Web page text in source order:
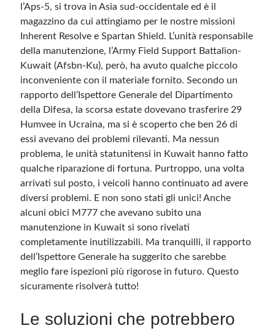
l’Aps-5, si trova in Asia sud-occidentale ed è il
magazzino da cui attingiamo per le nostre missioni
Inherent Resolve e Spartan Shield. L’unità responsabile
della manutenzione, l’Army Field Support Battalion-
Kuwait (Afsbn-Ku), però, ha avuto qualche piccolo
inconveniente con il materiale fornito. Secondo un
rapporto dell’Ispettore Generale del Dipartimento
della Difesa, la scorsa estate dovevano trasferire 29
Humvee in Ucraina, ma si è scoperto che ben 26 di
essi avevano dei problemi rilevanti. Ma nessun
problema, le unità statunitensi in Kuwait hanno fatto
qualche riparazione di fortuna. Purtroppo, una volta
arrivati sul posto, i veicoli hanno continuato ad avere
diversi problemi. E non sono stati gli unici! Anche
alcuni obici M777 che avevano subito una
manutenzione in Kuwait si sono rivelati
completamente inutilizzabili. Ma tranquilli, il rapporto
dell’Ispettore Generale ha suggerito che sarebbe
meglio fare ispezioni più rigorose in futuro. Questo
sicuramente risolverà tutto!
Le soluzioni che potrebbero